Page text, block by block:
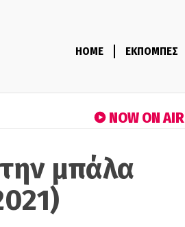
HOME ΕΚΠΟΜΠΕΣ
NOW ON AIR
μπάλα